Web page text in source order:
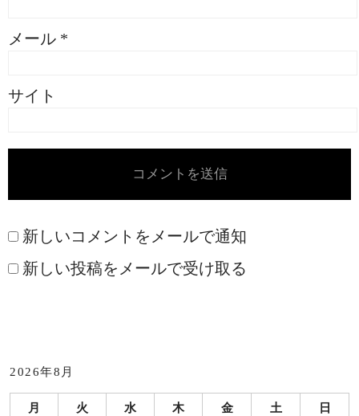
メール *
サイト
新しいコメントをメールで通知
新しい投稿をメールで受け取る
2026年8月
月 火 水 木 金 土 日